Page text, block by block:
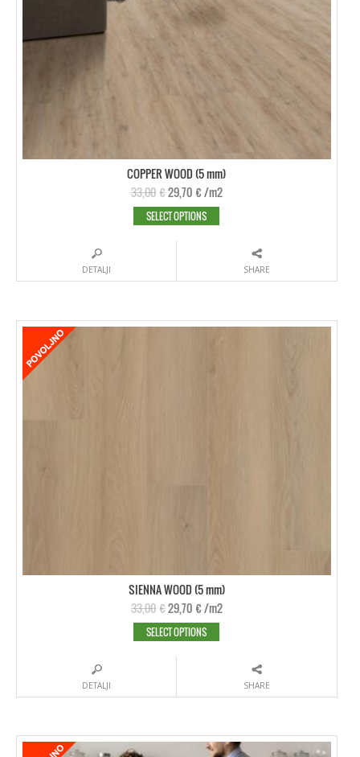
COPPER WOOD (5 mm)
33,00 €29,70 €/m2
SELECT OPTIONS
DETALJI SHARE
SIENNA WOOD (5 mm)
33,00 €29,70 €/m2
SELECT OPTIONS
DETALJI SHARE